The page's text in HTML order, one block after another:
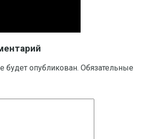
будет опубликован. Обязательные